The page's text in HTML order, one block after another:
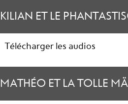
KILIAN ET LE
Télécharger les audios
MATHÉO ET LA TOLLE